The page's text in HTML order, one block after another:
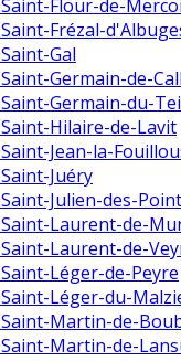
Flour-de-
Frézal-
Gal
Germain-de-
Germain-du-
Hilaire-de-Lavit
Jean-la-
Juéry
Julien-des-
Laurent-de-
Laurent-de-
Léger-de-Peyre
Léger-du-
Martin-de-
Martin-de-